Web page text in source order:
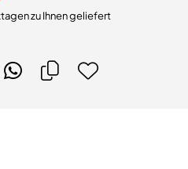
zu Ihnen geliefert